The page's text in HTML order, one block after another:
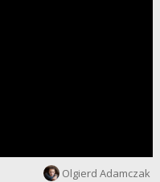
Olgierd Adamczak